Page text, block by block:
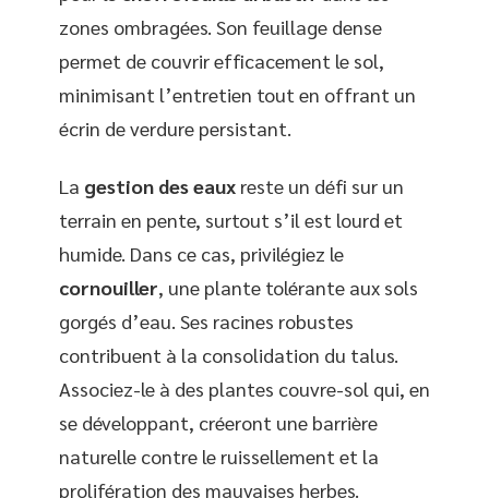
zones ombragées. Son feuillage dense
permet de couvrir efficacement le sol,
minimisant l’entretien tout en offrant un
écrin de verdure persistant.
La gestion des eaux reste un défi sur un
terrain en pente, surtout s’il est lourd et
humide. Dans ce cas, privilégiez le
cornouiller, une plante tolérante aux sols
gorgés d’eau. Ses racines robustes
contribuent à la consolidation du talus.
Associez-le à des plantes couvre-sol qui, en
se développant, créeront une barrière
naturelle contre le ruissellement et la
prolifération des mauvaises herbes.